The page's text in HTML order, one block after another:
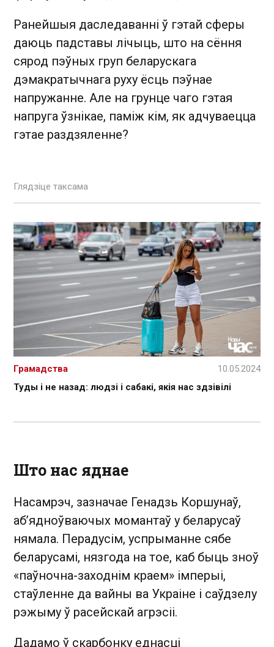
Ранейшыя даследаванні ў гэтай сферы
даюць падставы лічыць, што на сёння
сярод пэўных груп беларускага
дэмакратычнага руху ёсць пэўнае
напружанне. Але на грунце чаго гэтая
напруга ўзнікае, паміж кім, як адчуваецца
гэтае раздзяленне?
Глядзіце таксама
Туды і не назад: людзі і сабакі, якія нас здзівілі
Грамадства 10.05.2024
Што нас яднае
Насамрэч, зазначае Генадзь Коршунаў,
аб’ядноўваючых момантаў у беларусаў
нямала. Перадусім, успрыманне сябе
беларусамі, нязгода на тое, каб быць зноў
«паўночна-заходнім краем» імперыі,
стаўленне да вайны ва Украіне і саўдзелу
рэжыму ў расейскай агрэсіі.
Дадамо ў скарбонку еднасці